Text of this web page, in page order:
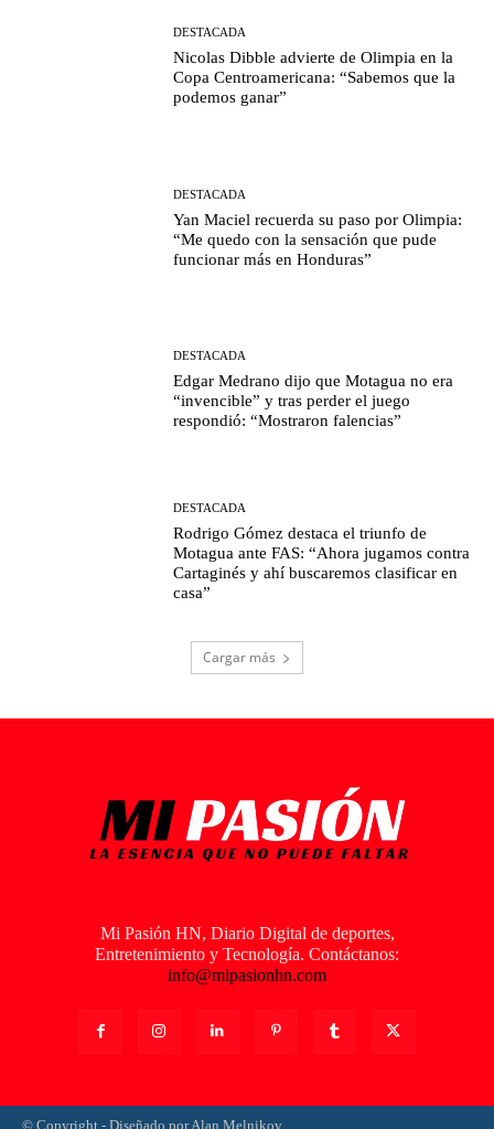
DESTACADA
Nicolas Dibble advierte de Olimpia en la
Copa Centroamericana: “Sabemos que la
podemos ganar”
DESTACADA
Yan Maciel recuerda su paso por Olimpia:
“Me quedo con la sensación que pude
funcionar más en Honduras”
DESTACADA
Edgar Medrano dijo que Motagua no era
“invencible” y tras perder el juego
respondió: “Mostraron falencias”
DESTACADA
Rodrigo Gómez destaca el triunfo de
Motagua ante FAS: “Ahora jugamos contra
Cartaginés y ahí buscaremos clasificar en
casa”
Cargar más
Mi Pasión HN, Diario Digital de deportes,
Entretenimiento y Tecnología. Contáctanos:
info@mipasionhn.com
© Copyright - Diseñado por Alan Melnikov